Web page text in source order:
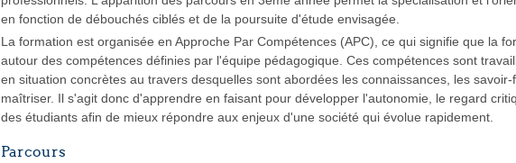
en fonction de débouchés ciblés et de la poursuite d'étude envisagée.
La formation est organisée en Approche Par Compétences (APC), ce qui signifie que la
autour des compétences définies par l'équipe pédagogique. Ces compétences sont
en situation concrètes au travers desquelles sont abordées les connaissances, les
maîtriser. Il s'agit donc d'apprendre en faisant pour développer l'autonomie, le regard
des étudiants afin de mieux répondre aux enjeux d'une société qui évolue rapidement.
Parcours